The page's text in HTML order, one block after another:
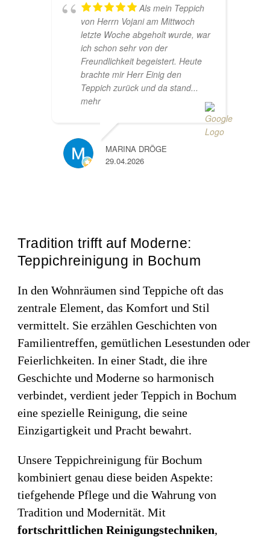
Als mein Teppich
von Herrn Vojani am Mittwoch
letzte Woche abgeholt wurde, war
ich schon sehr von der
Freundlichkeit begeistert. Heute
brachte mir Herr Einig den
Teppich zurück und da stand...
mehr
MARINA DRÖGE
29.04.2026
Tradition trifft auf Moderne:
Teppichreinigung in Bochum
In den Wohnräumen sind Teppiche oft das
zentrale Element, das Komfort und Stil
vermittelt. Sie erzählen Geschichten von
Familientreffen, gemütlichen Lesestunden oder
Feierlichkeiten. In einer Stadt, die ihre
Geschichte und Moderne so harmonisch
verbindet, verdient jeder Teppich in Bochum
eine spezielle Reinigung, die seine
Einzigartigkeit und Pracht bewahrt.
Unsere Teppichreinigung für Bochum
kombiniert genau diese beiden Aspekte:
tiefgehende Pflege und die Wahrung von
Tradition und Modernität. Mit
fortschrittlichen Reinigungstechniken,